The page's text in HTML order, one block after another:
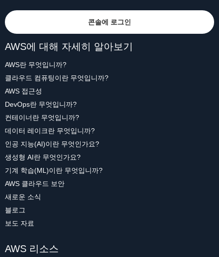
콘솔에 로그인
AWS에 대해 자세히 알아보기
AWS란 무엇입니까?
클라우드 컴퓨팅이란 무엇입니까?
AWS 접근성
DevOps란 무엇입니까?
컨테이너란 무엇입니까?
데이터 레이크란 무엇입니까?
인공 지능(AI)이란 무엇인가요?
생성형 AI란 무엇인가요?
기계 학습(ML)이란 무엇입니까?
AWS 클라우드 보안
새로운 소식
블로그
보도 자료
AWS 리소스